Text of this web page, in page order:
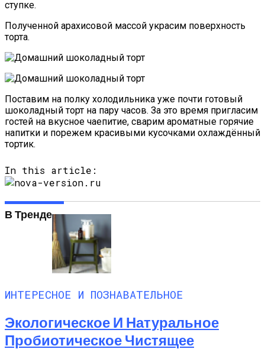
ступке.
Полученной арахисовой массой украсим поверхность
торта.
Поставим на полку холодильника уже почти готовый
шоколадный торт на пару часов. За это время пригласим
гостей на вкусное чаепитие, сварим ароматные горячие
напитки и порежем красивыми кусочками охлаждённый
тортик.
In this article:
В Тренде
ИНТЕРЕСНОЕ И ПОЗНАВАТЕЛЬНОЕ
Экологическое И Натуральное
Пробиотическое Чистящее